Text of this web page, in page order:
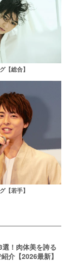
【総合】
【若手】
！肉体美を誇る
介【2026最新】